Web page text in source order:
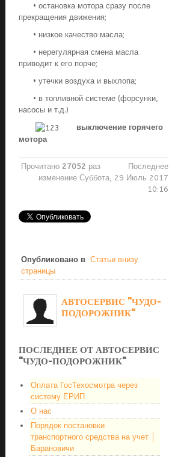
• остановка мотора сразу после
прекращения движения;
• низкое качество масла;
• нерегулярная смена масла
приводит к его порче;
• утечки воздуха и выхлопа;
• в топливной системе (форсунки,
насосы и т.д.)
выключение горячего
мотора
Прочитано 27052 раз
Последнее
изменение Суббота, 29 Июль 2017
10:16
Опубликовано в Статьи внизу
страницы
АВТОСЕРВИС "ЧУДО-
ПОДОРОЖНИК"
ПОСЛЕДНЕЕ ОТ АВТОСЕРВИС
"ЧУДО-ПОДОРОЖНИК"
Оплата ГосТехосмотра через
систему ЕРИП
О нас
Порядок постановки
транспортного средства на учет │
Барановичи